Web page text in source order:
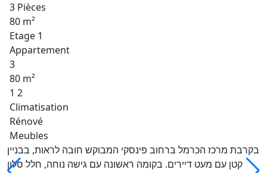
3 Pièces
80 m²
Etage 1
Appartement
3
80 m²
1 2
Climatisation
Rénové
Meubles
בקרבת מרכז הכרמל ברחוב פינסקי המבוקש חובה לראות, בבניין
קטן עם מעט דיירים. בקומה ראשונה עם גישה נוחה, חלל סלון